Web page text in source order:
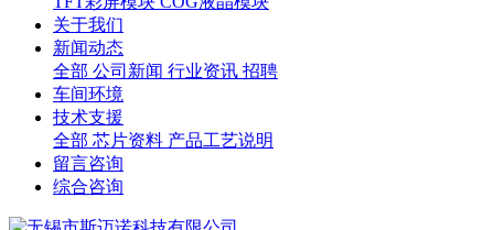
关于我们
新闻动态
全部 公司新闻 行业资讯 招聘
车间环境
技术支援
全部 芯片资料 产品工艺说明
留言咨询
综合咨询